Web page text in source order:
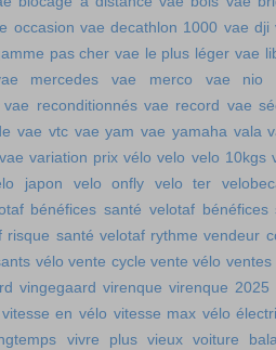
occasion vae decathlon 1000 vae dji
pas cher vae le plus léger vae
mercedes vae merco
vae nio
vae reconditionnés vae record vae
vae vtc vae yam vae yamaha vala
variation prix vélo velo velo 10kgs
japon velo onfly velo ter
bénéfices santé velotaf
risque santé velotaf rythme vendeur
vélo vente cycle vente vélo ventes
vingegaard virenque virenque 2025
vitesse en vélo vitesse max vélo
vivre plus vieux voiture